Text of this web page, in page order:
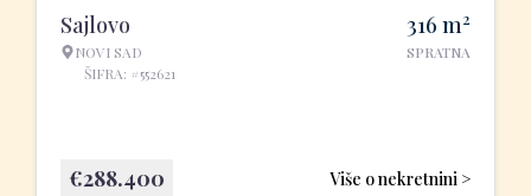
Sajlovo
NOVI SAD
ŠIFRA: #552621
316 m2
SPRATNA
Više o nekretnini >
€288.400